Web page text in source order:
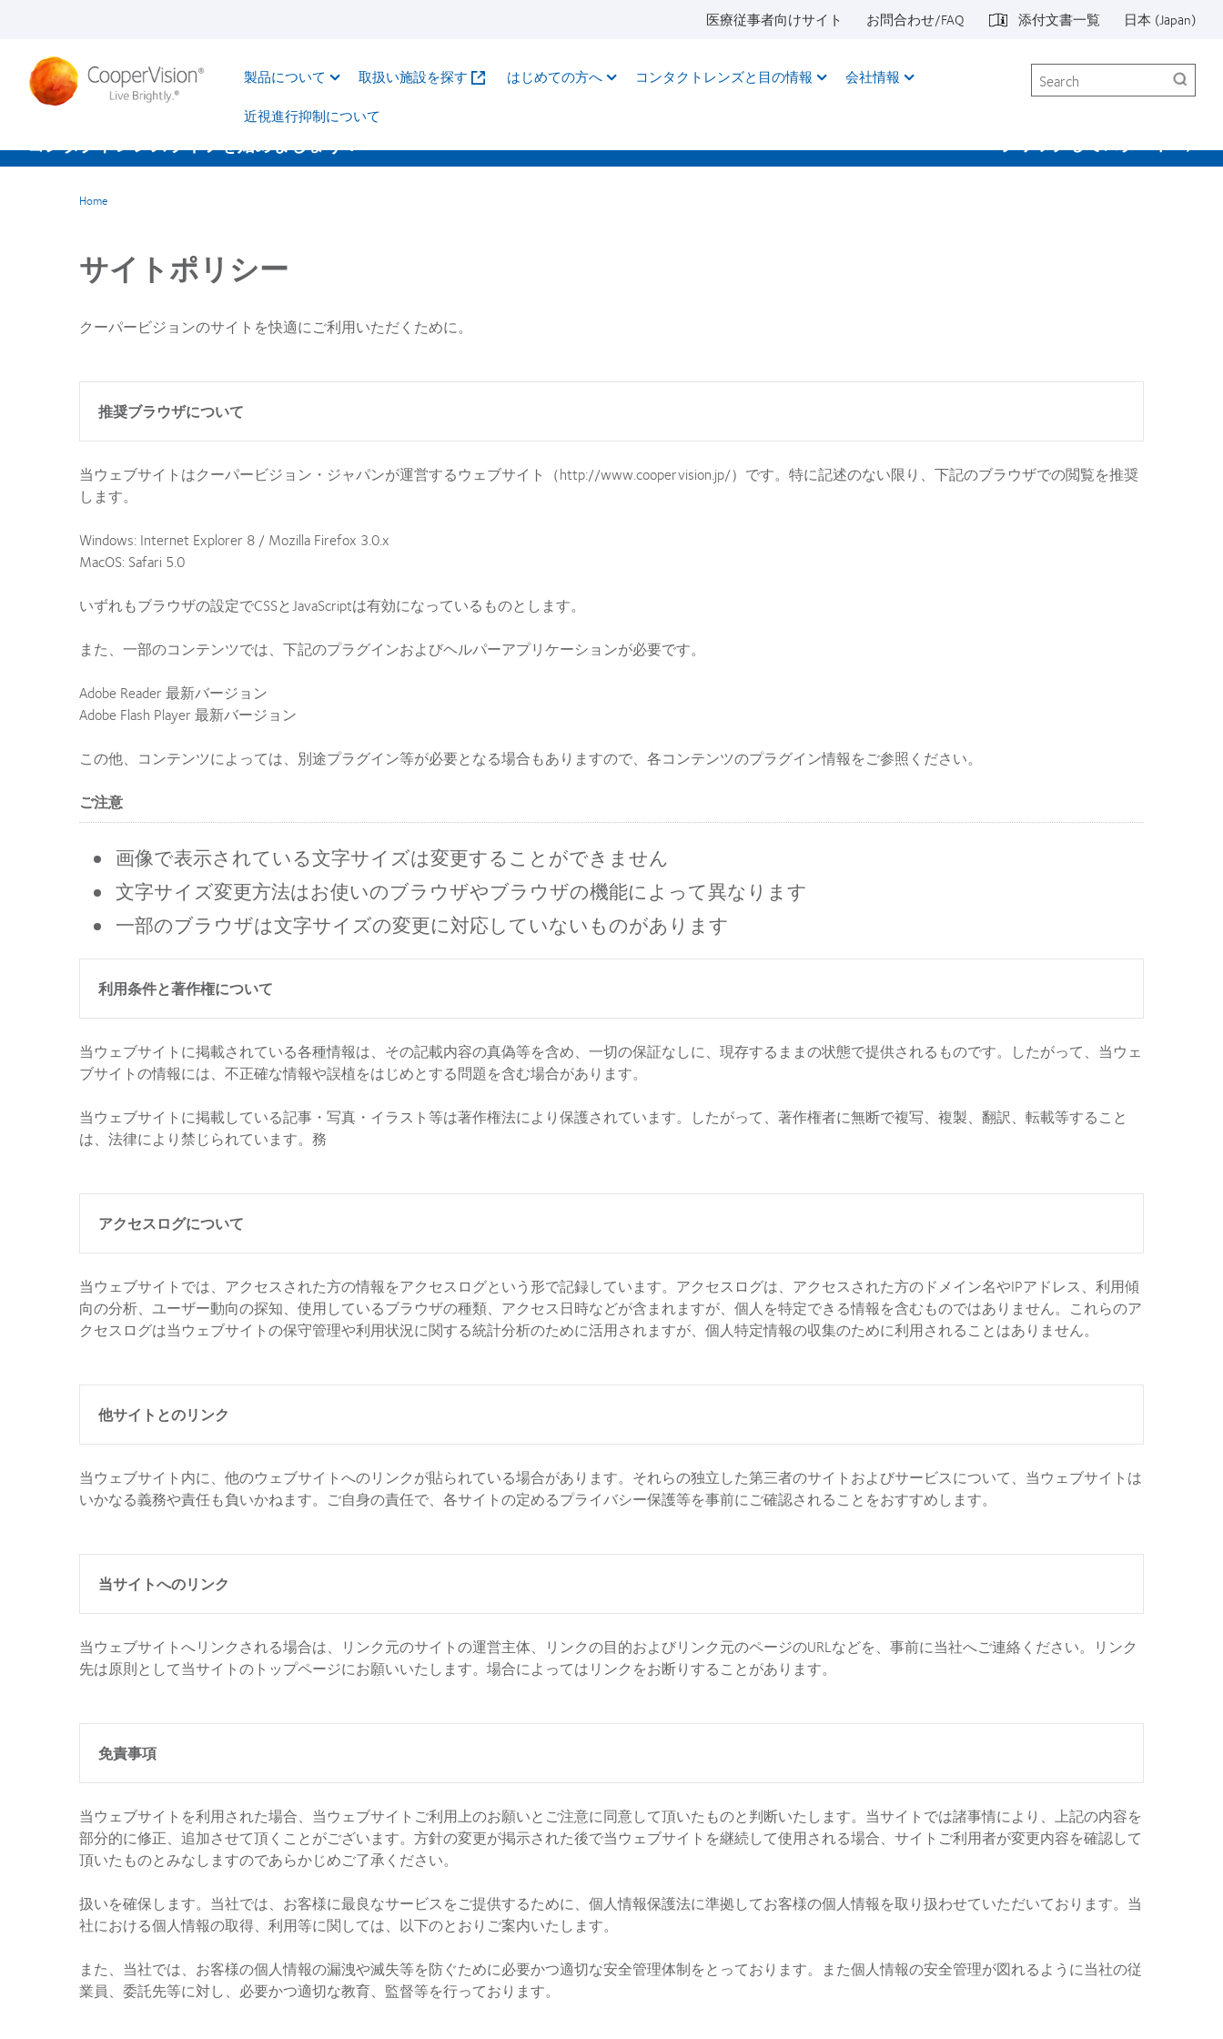
医療従事者向けサイト お問合わせ/FAQ 添付文書一覧 日本 (Japan)
製品について 取扱い施設を探す はじめての方へ コンタクトレンズと目の情報
会社情報
近視進行抑制について​
Search
コンタクトレンズライフを始めましょう！
Home
サイトポリシー
クーパービジョンのサイトを快適にご利用いただくために。
推奨ブラウザについて
当ウェブサイトはクーパービジョン・ジャパンが運営するウェブサイト（http://www.coopervision.jp/）です。特に記述のない限り、下記のブラウザでの閲覧を推奨
します。
Windows: Internet Explorer 8 / Mozilla Firefox 3.0.x
MacOS: Safari 5.0
いずれもブラウザの設定でCSSとJavaScriptは有効になっているものとします。
また、一部のコンテンツでは、下記のプラグインおよびヘルパーアプリケーションが必要です。
Adobe Reader 最新バージョン
Adobe Flash Player 最新バージョン
この他、コンテンツによっては、別途プラグイン等が必要となる場合もありますので、各コンテンツのプラグイン情報をご参照ください。
ご注意
画像で表示されている文字サイズは変更することができません
文字サイズ変更方法はお使いのブラウザやブラウザの機能によって異なります
一部のブラウザは文字サイズの変更に対応していないものがあります
利用条件と著作権について
当ウェブサイトに掲載されている各種情報は、その記載内容の真偽等を含め、一切の保証なしに、現存するままの状態で提供されるものです。したがって、当ウェ
ブサイトの情報には、不正確な情報や誤植をはじめとする問題を含む場合があります。
当ウェブサイトに掲載している記事・写真・イラスト等は著作権法により保護されています。したがって、著作権者に無断で複写、複製、翻訳、転載等すること
は、法律により禁じられています。務
アクセスログについて
当ウェブサイトでは、アクセスされた方の情報をアクセスログという形で記録しています。アクセスログは、アクセスされた方のドメイン名やIPアドレス、利用傾
向の分析、ユーザー動向の探知、使用しているブラウザの種類、アクセス日時などが含まれますが、個人を特定できる情報を含むものではありません。これらのア
クセスログは当ウェブサイトの保守管理や利用状況に関する統計分析のために活用されますが、個人特定情報の収集のために利用されることはありません。
他サイトとのリンク
当ウェブサイト内に、他のウェブサイトへのリンクが貼られている場合があります。それらの独立した第三者のサイトおよびサービスについて、当ウェブサイトは
いかなる義務や責任も負いかねます。ご自身の責任で、各サイトの定めるプライバシー保護等を事前にご確認されることをおすすめします。
当サイトへのリンク
当ウェブサイトへリンクされる場合は、リンク元のサイトの運営主体、リンクの目的およびリンク元のページのURLなどを、事前に当社へご連絡ください。リンク
先は原則として当サイトのトップページにお願いいたします。場合によってはリンクをお断りすることがあります。
免責事項
当ウェブサイトを利用された場合、当ウェブサイトご利用上のお願いとご注意に同意して頂いたものと判断いたします。当サイトでは諸事情により、上記の内容を
部分的に修正、追加させて頂くことがございます。方針の変更が掲示された後で当ウェブサイトを継続して使用される場合、サイトご利用者が変更内容を確認して
頂いたものとみなしますのであらかじめご了承ください。
扱いを確保します。当社では、お客様に最良なサービスをご提供するために、個人情報保護法に準拠してお客様の個人情報を取り扱わせていただいております。当
社における個人情報の取得、利用等に関しては、以下のとおりご案内いたします。
また、当社では、お客様の個人情報の漏洩や滅失等を防ぐために必要かつ適切な安全管理体制をとっております。また個人情報の安全管理が図れるように当社の従
業員、委託先等に対し、必要かつ適切な教育、監督等を行っております。